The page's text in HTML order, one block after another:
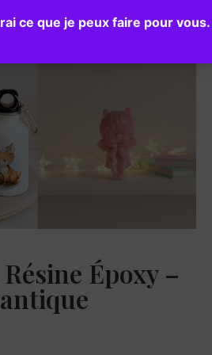
ce que je peux faire pour vous.
Contact
Époxy –